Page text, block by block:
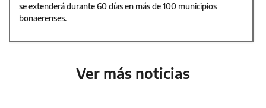
se extenderá durante 60 días en más de 100 municipios
bonaerenses.
Ver más noticias